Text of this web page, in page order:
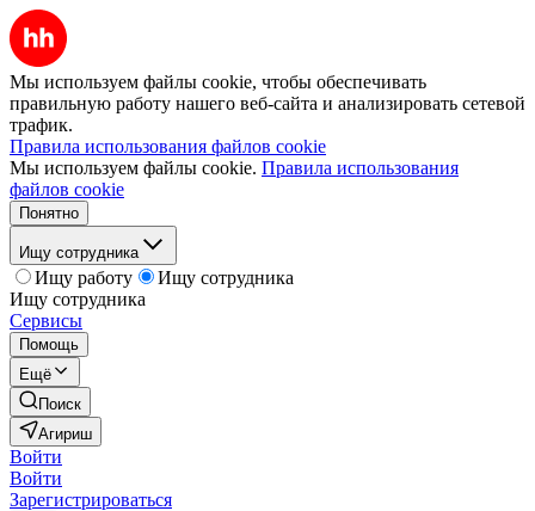
Мы используем файлы cookie, чтобы обеспечивать
правильную работу нашего веб-сайта и анализировать сетевой
трафик.
Правила использования файлов cookie
Мы используем файлы cookie. Правила использования
файлов cookie
Понятно
Ищу сотрудника
Ищу работу
Ищу сотрудника
Ищу сотрудника
Сервисы
Помощь
Ещё
Поиск
Агириш
Войти
Войти
Зарегистрироваться